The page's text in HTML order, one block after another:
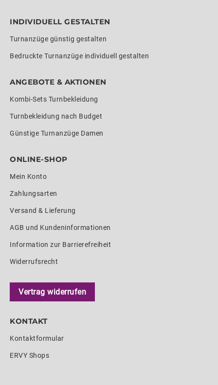
INDIVIDUELL GESTALTEN
Turnanzüge günstig gestalten
Bedruckte Turnanzüge individuell gestalten
ANGEBOTE & AKTIONEN
Kombi-Sets Turnbekleidung
Turnbekleidung nach Budget
Günstige Turnanzüge Damen
ONLINE-SHOP
Mein Konto
Zahlungsarten
Versand & Lieferung
AGB und Kundeninformationen
Information zur Barrierefreiheit
Widerrufsrecht
Vertrag widerrufen
KONTAKT
Kontaktformular
ERVY Shops